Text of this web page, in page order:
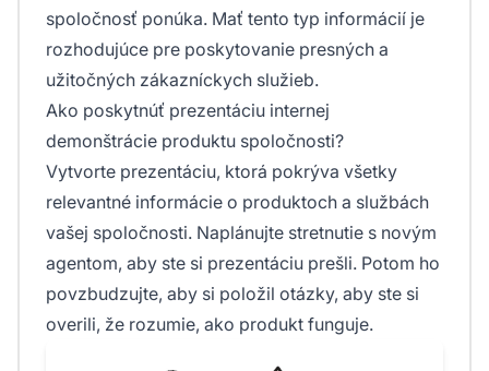
spoločnosť ponúka. Mať tento typ informácií je
rozhodujúce pre poskytovanie presných a
užitočných zákazníckych služieb.
Ako poskytnúť prezentáciu internej
demonštrácie produktu spoločnosti?
Vytvorte prezentáciu, ktorá pokrýva všetky
relevantné informácie o produktoch a službách
vašej spoločnosti. Naplánujte stretnutie s novým
agentom, aby ste si prezentáciu prešli. Potom ho
povzbudzujte, aby si položil otázky, aby ste si
overili, že rozumie, ako produkt funguje.